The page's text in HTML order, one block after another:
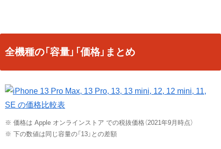
全機種の「容量」「価格」まとめ
※ 価格は Apple オンラインストア での税抜価格（2021年9月時点）
※ 下の数値は同じ容量の「13」との差額